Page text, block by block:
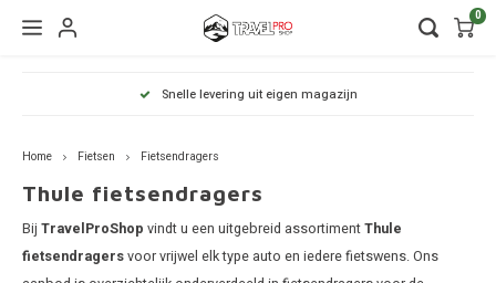
Hoofdmenu / vervoer
Dakdragers
Daktenten
Hoofdmenu / tassen
Wandelrugzakken
Camera tassen
Hoofdmenu / fietsen
Fietsendragers
Hoofdmenu / wintersport
Skibox
Ski en snowboarddragers
Hoofdmenu / watersport
Sup dragers
Surfboard dragers
Hoofdmenu / onderdelen
Dakdrager onderdelen
Dakkoffers onderdelen
0
Snelle levering uit eigen magazijn
Home Fietsen Fietsendragers
Thule fietsendragers
Bij TravelProShop vindt u een uitgebreid assortimentThule
fietsendragersvoor vrijwel elk type auto en iedere fietswens. Ons